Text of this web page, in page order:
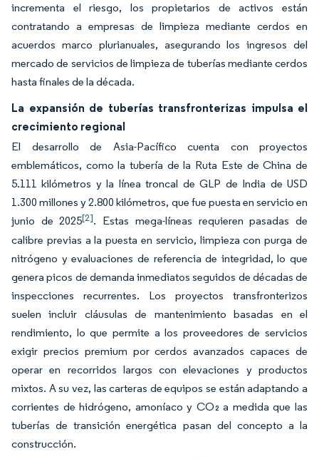
incrementa el riesgo, los propietarios de activos están
contratando a empresas de limpieza mediante cerdos en
acuerdos marco plurianuales, asegurando los ingresos del
mercado de servicios de limpieza de tuberías mediante cerdos
hasta finales de la década.
La expansión de tuberías transfronterizas impulsa el
crecimiento regional
El desarrollo de Asia-Pacífico cuenta con proyectos
emblemáticos, como la tubería de la Ruta Este de China de
5.111 kilómetros y la línea troncal de GLP de India de USD
1.300 millones y 2.800 kilómetros, que fue puesta en servicio en
junio de 2025[2]. Estas mega-líneas requieren pasadas de
calibre previas a la puesta en servicio, limpieza con purga de
nitrógeno y evaluaciones de referencia de integridad, lo que
genera picos de demanda inmediatos seguidos de décadas de
inspecciones recurrentes. Los proyectos transfronterizos
suelen incluir cláusulas de mantenimiento basadas en el
rendimiento, lo que permite a los proveedores de servicios
exigir precios premium por cerdos avanzados capaces de
operar en recorridos largos con elevaciones y productos
mixtos. A su vez, las carteras de equipos se están adaptando a
corrientes de hidrógeno, amoníaco y CO₂ a medida que las
tuberías de transición energética pasan del concepto a la
construcción.